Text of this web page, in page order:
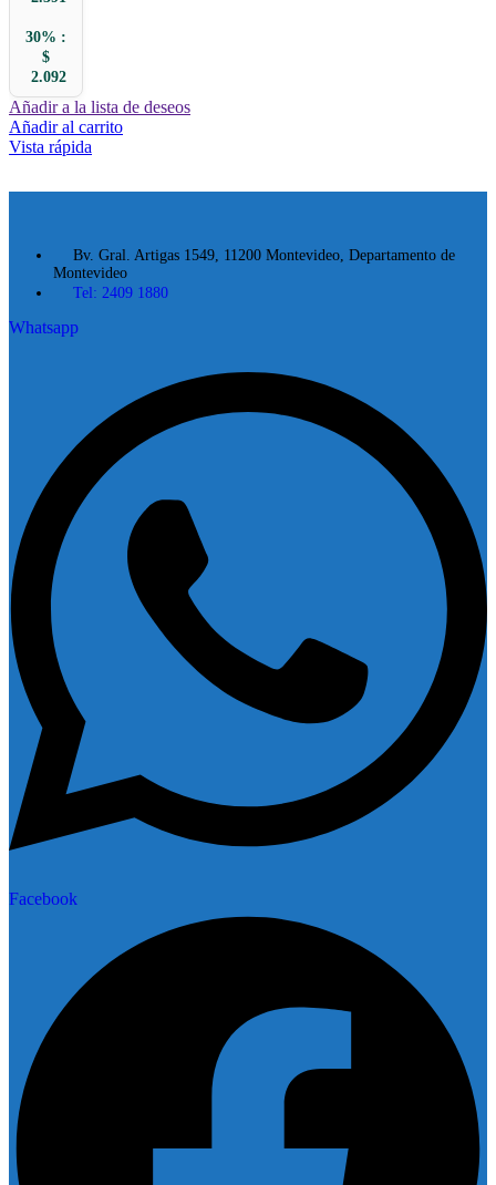
30% :
$
2.092
Añadir a la lista de deseos
Añadir al carrito
Vista rápida
Bv. Gral. Artigas 1549, 11200 Montevideo, Departamento de
Montevideo
Tel: 2409 1880
Whatsapp
Facebook